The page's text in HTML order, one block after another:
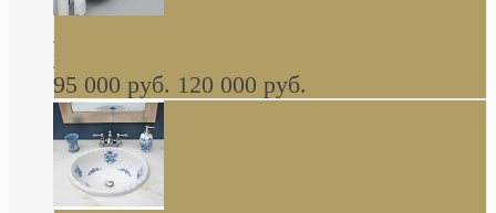
навесное КОМПЛЕКТ
95 000 руб. 120 000 руб.